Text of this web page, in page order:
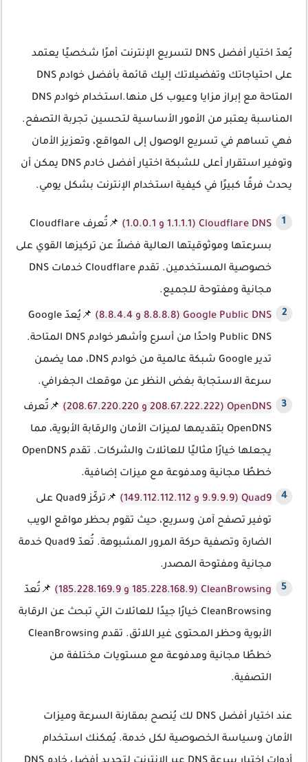
يُعدّ اختيار أفضل DNS لتسريع الإنترنت أمرًا شخصيًا يعتمد
على احتياجاتك وتفضيلاتك إليك قائمة بأفضل خوادم DNS
المتاحة مع إبراز مزايا وعيوب كل منها.استخدام خوادم DNS
المناسبة يعتبر من الأمور الأساسية لتحسين تجربة التصفح.
فهي تساهم في تسريع الوصول إلى المواقع، وتعزيز الأمان
وتوفير استقرار أعلى للشبكة اختيار أفضل خادم DNS يمكن أن
يحدث فرقًا كبيرًا في كيفية استخدام الإنترنت بشكل يومي.
Cloudflare DNS (1.1.1.1 و 1.0.0.1)
📌تُعرف Cloudflare
بسرعتها وموثوقيتها العالية فضلاً عن تركيزها القوي على
خصوصية المستخدمين. تقدم Cloudflare خدمات DNS
مجانية ومفتوحة للجميع.
Google Public DNS (8.8.8.8 و 8.8.4.4)
📌يُعدّ Google
Public DNS واحدًا من أسرع وأشهر خوادم DNS المتاحة.
تدير Google شبكة عالمية من خوادم DNS، مما يضمن
سرعة الاستجابة بغض النظر عن موقعك الجغرافي.
OpenDNS (208.67.222.222 و 208.67.220.220)
📌تُعرف
OpenDNS بتقديمها لميزات الأمان والرقابة الأبوية، مما
يجعلها خيارًا مثاليًا للعائلات والشركات. تقدم OpenDNS
خططًا مجانية ومدفوعة مع ميزات إضافية.
Quad9 (9.9.9.9 و 149.112.112.112)
📌تركّز Quad9 على
توفير تصفح آمن وسريع، حيث تقوم بحظر مواقع الويب
الضارة وتصفية حركة المرور المشبوهة. تُعدّ Quad9 خدمة
مجانية ومفتوحة المصدر.
CleanBrowsing (185.228.168.9 و 185.228.169.9)
📌تُعدّ
CleanBrowsing خيارًا جيدًا للعائلات التي تبحث عن الرقابة
الأبوية وحظر المحتوى غير اللائق. تقدم CleanBrowsing
خططًا مجانية ومدفوعة مع مستويات مختلفة من
التصفية.
عند اختيار أفضل DNS لك يُنصح بمقارنة السرعة وميزات
الأمان وسياسة الخصوصية لكل خدمة. يُمكنك استخدام